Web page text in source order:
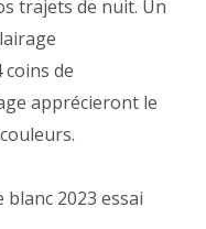
trajets de nuit. Un
de
apprécieront le